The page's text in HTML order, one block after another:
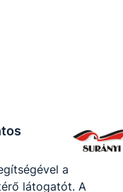
követően
vagy
a
látogatót. A